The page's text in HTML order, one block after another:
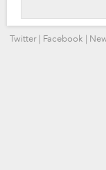
Twitter Facebook